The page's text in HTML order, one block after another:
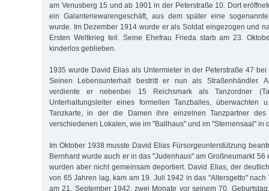
am Venusberg 15 und ab 1901 in der Peterstraße 10. Dort
ein Galanteriewarengeschäft, aus dem später eine
wurde. Im Dezember 1914 wurde er als Soldat eingezogen und
Ersten Weltkrieg teil. Seine Ehefrau Frieda starb am 23.
kinderlos geblieben.
1935 wurde David Elias als Untermieter in der Peterstraße 47 bei
Seinen Lebensunterhalt bestritt er nun als Straßenhändler.
verdiente er nebenbei 15 Reichsmark als Tanzordner
Unterhaltungsleiter eines formellen Tanzballes, überwachten
Tanzkarte, in der die Damen ihre einzelnen Tanzpartner
verschiedenen Lokalen, wie im "Ballhaus" und im "Sternensaal" in
Im Oktober 1938 musste David Elias Fürsorgeunterstützung
Bernhard wurde auch er in das "Judenhaus" am Großneumarkt 56
wurden aber nicht gemeinsam deportiert. David Elias, der
von 65 Jahren lag, kam am 19. Juli 1942 in das "Altersgetto" nach
am 21. September 1942, zwei Monate vor seinem 70.